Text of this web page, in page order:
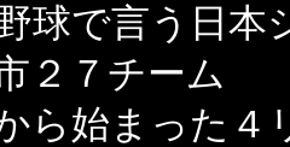
球で言う日本
２７チーム
ら始まった４